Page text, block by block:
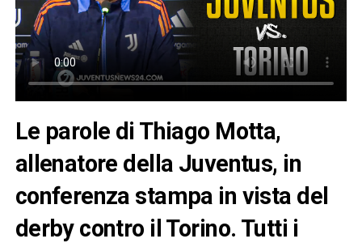
Le parole di Thiago Motta,
allenatore della Juventus, in
conferenza stampa in vista del
derby contro il Torino. Tutti i